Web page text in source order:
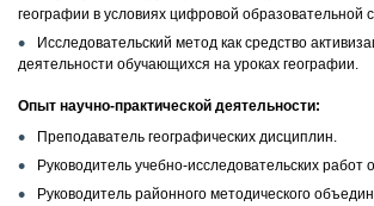
географии в условиях цифровой образовательной
Исследовательский метод как средство
деятельности обучающихся на уроках географии.
Опыт научно-практической деятельности:
Преподаватель географических дисциплин.
Руководитель учебно-исследовательских работ
Руководитель районного методического